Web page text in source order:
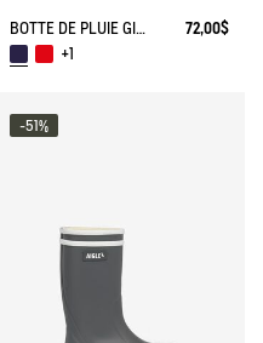
BOTTE DE PLUIE GIBOULEE FOURRÉE
72,00$
+1
-51%